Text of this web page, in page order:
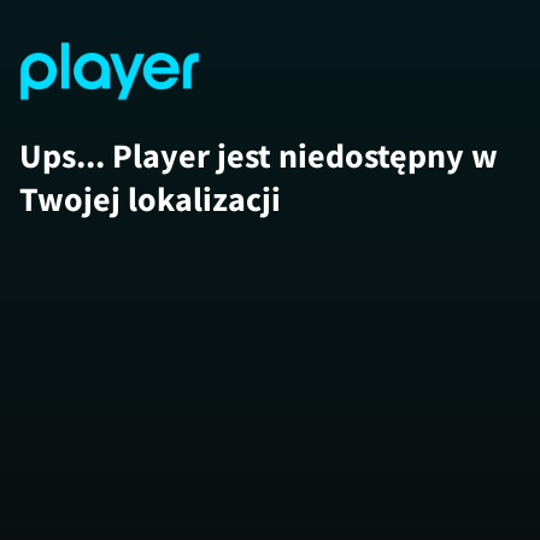
Ups... Player jest niedostępny w
Twojej lokalizacji